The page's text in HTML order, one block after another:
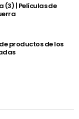
(3) | Películas de
productos de los